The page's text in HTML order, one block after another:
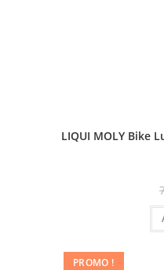
LIQUI MOLY Bike
PROMO !